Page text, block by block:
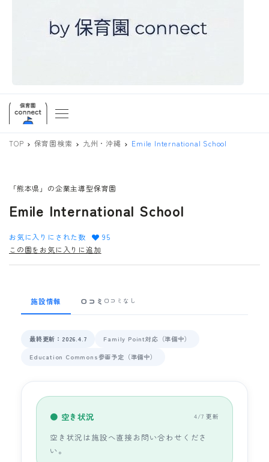
TOP 保育園検索 九州・沖縄 Emile International School
「熊本県」の企業主導型保育園
Emile International School
お気に入りにされた数
95
この園をお気に入りに追加
施設情報 口コミ 口コミなし
最終更新：2026.4.7
Family Point対応（準備中）
Education Commons参画予定（準備中）
● 空き状況 4/7 更新
空き状況は施設へ直接お問い合わせくださ
い。